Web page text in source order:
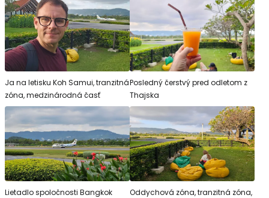
Ja na letisku Koh Samui, tranzitná
zóna, medzinárodná časť
Posledný čerstvý pred odletom z
Thajska
Lietadlo spoločnosti Bangkok
Oddychová zóna, tranzitná zóna,